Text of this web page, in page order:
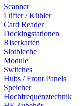
Scanner
Lüfter / Kühler
Card Reader
Dockingstationen
Riserkarten
Slotbleche
Module
Switches
Hubs / Front Panels
Speicher
Hochfrequenztechnik